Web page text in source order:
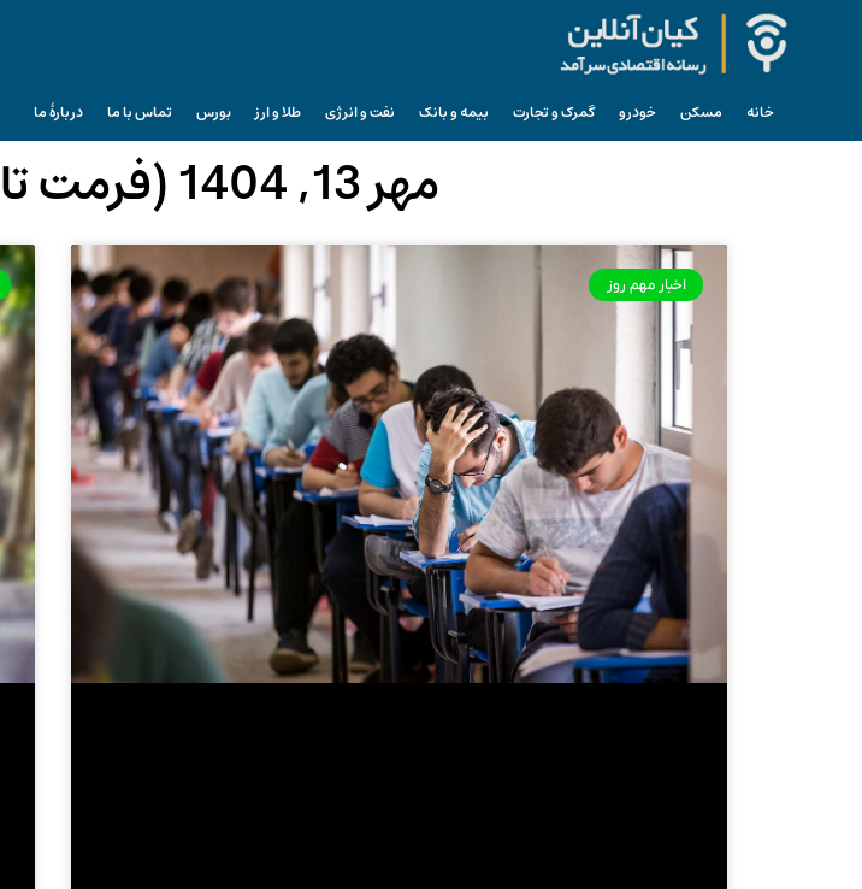
خانه مسکن خودرو گمرک و تجارت بیمه و بانک نفت و انرژی طلا و ارز بورس تماس با ما دربارۀ ما
مهر 13, 1404 (فرمت تاریخ آرشیو روزانه)
اخبار مهم روز